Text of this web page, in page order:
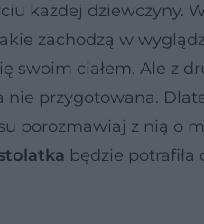
każdej dziewczyny.
zachodzą w
swoim ciałem. Ale z
nie przygotowana.
porozmawiaj z nią o
będzie